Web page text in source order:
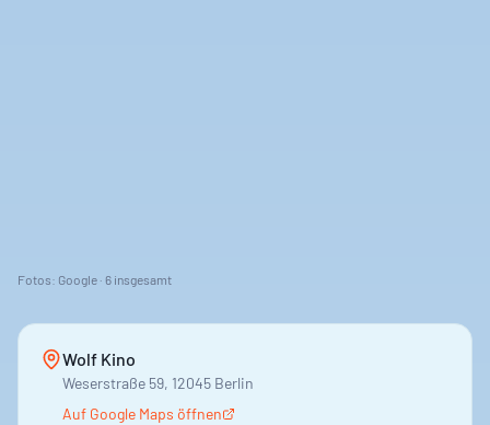
Fotos: Google · 6 insgesamt
Wolf Kino
Weserstraße 59, 12045 Berlin
Auf Google Maps öffnen